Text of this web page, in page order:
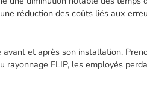
réduction des coûts liés aux
et après son installation.
FLIP, les employés